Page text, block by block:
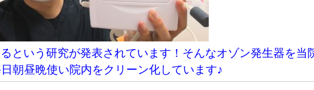
という研究が発表されています！そんなオゾン発生器を当
朝昼晩使い院内をクリーン化しています♪